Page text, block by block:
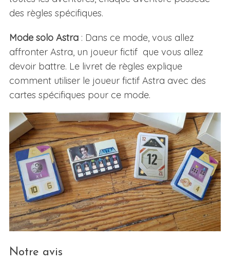
des règles spécifiques.
Mode solo Astra: Dans ce mode, vous allez
affronter Astra, un joueur fictif que vous allez
devoir battre. Le livret de règles explique
comment utiliser le joueur fictif Astra avec des
cartes spécifiques pour ce mode.
Notre avis